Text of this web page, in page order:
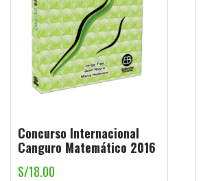
Concurso Internacional
Canguro Matemático 2016
S/18.00